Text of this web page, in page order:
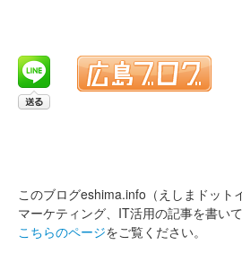
このブログeshima.info（えしまドット
マーケティング、IT活用の記事を書いて
こちらのページをご覧ください。